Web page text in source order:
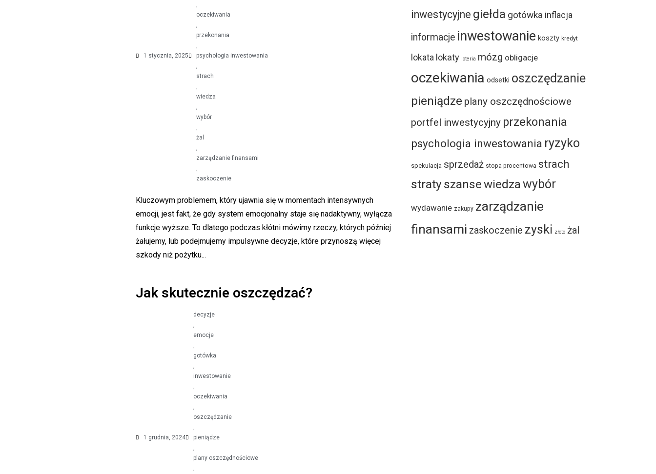
1 stycznia, 2025
,
oczekiwania
,
przekonania
,
psychologia inwestowania
,
strach
,
wiedza
,
wybór
,
żal
,
zarządzanie finansami
,
zaskoczenie
Kluczowym problemem, który ujawnia się w momentach intensywnych
emocji, jest fakt, że gdy system emocjonalny staje się nadaktywny, wyłącza
funkcje wyższe. To dlatego podczas kłótni mówimy rzeczy, których później
żałujemy, lub podejmujemy impulsywne decyzje, które przynoszą więcej
szkody niż pożytku...
Jak skutecznie oszczędzać?
1 grudnia, 2024
decyzje
,
emocje
,
gotówka
,
inwestowanie
,
oczekiwania
,
oszczędzanie
,
pieniądze
,
plany oszczędnościowe
,
inwestycyjne giełda gotówka inflacja
informacje inwestowanie koszty kredyt
lokata lokaty loteria mózg obligacje
oczekiwania odsetki oszczędzanie
pieniądze plany oszczędnościowe
portfel inwestycyjny przekonania
psychologia inwestowania ryzyko
spekulacja sprzedaż stopa procentowa strach
stratyszansewiedzawybór
wydawanie zakupy zarządzanie
finansami zaskoczenie zyski złoto żal